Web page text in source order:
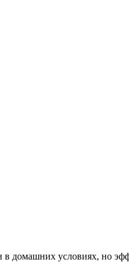
в домашних условиях, но